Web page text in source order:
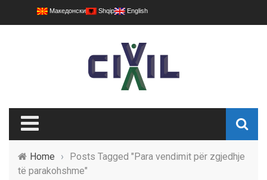
Македонски Shqip English
Home ›
Posts Tagged "Para vendimit për zgjedhje
të parakohshme"